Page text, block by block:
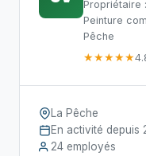
Propriétaire
Peinture
Pêche
★★★★★
La Pêche
En activité depuis
24 employés